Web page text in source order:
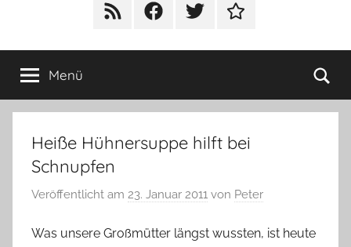
RSS FacebookTwitter Newsletter
Menü
Heiße Hühnersuppe hilft bei
Schnupfen
Veröffentlicht am 23. Januar 2011 von Peter
Was unsere Großmütter längst wussten, ist heute